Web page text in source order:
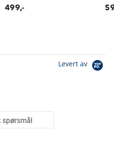
499,-
Levert av
spørsmål